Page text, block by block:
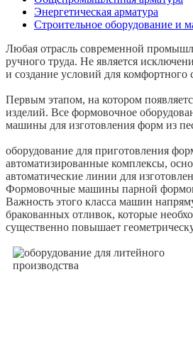
Энергетическая арматура
Строительное оборудование и
Любая отрасль современной
ручного труда. Не является
и создание условий для комфортного
Первым этапом, на котором
изделий. Все формовочное
машины для изготовления форм из
оборудование для приготовления
автоматизированные комплексы,
автоматические линии для
Формовочные машины парной
Важность этого класса машин
бракованных отливок, которые
существенно повышает